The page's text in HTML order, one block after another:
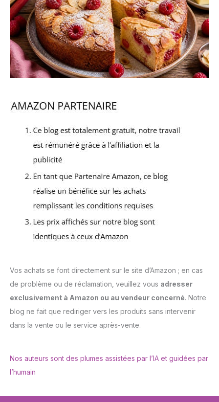
Vos achats se font directement sur le site d’Amazon ; en cas
de problème ou de réclamation, veuillez vous adresser
exclusivement à Amazon ou au vendeur concerné. Notre
blog ne fait que rediriger vers les produits sans intervenir
dans la vente ou le service après-vente.
Nos auteurs sont des plumes assistées par l’IA et guidées par
l’humain